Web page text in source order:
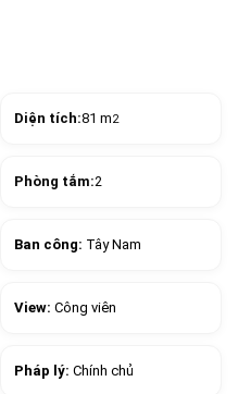
Diện tích:81 m2
Phòng tắm:2
Ban công: Tây Nam
View: Công viên
Pháp lý: Chính chủ